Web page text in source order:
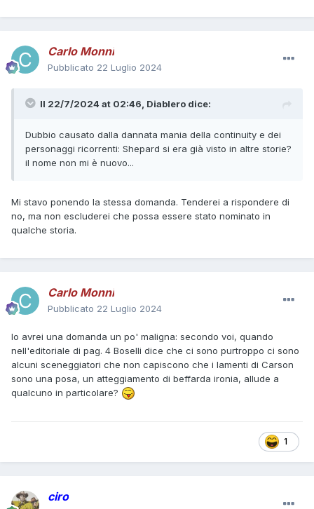
Carlo Monni
Pubblicato 22 Luglio 2024
Il 22/7/2024 at 02:46, Diablero dice:
Dubbio causato dalla dannata mania della continuity e dei
personaggi ricorrenti: Shepard si era già visto in altre storie?
il nome non mi è nuovo...
Mi stavo ponendo la stessa domanda. Tenderei a rispondere di
no, ma non escluderei che possa essere stato nominato in
qualche storia.
Carlo Monni
Pubblicato 22 Luglio 2024
Io avrei una domanda un po' maligna: secondo voi, quando
nell'editoriale di pag. 4 Boselli dice che ci sono purtroppo ci sono
alcuni sceneggiatori che non capiscono che i lamenti di Carson
sono una posa, un atteggiamento di beffarda ironia, allude a
qualcuno in particolare?
1
ciro